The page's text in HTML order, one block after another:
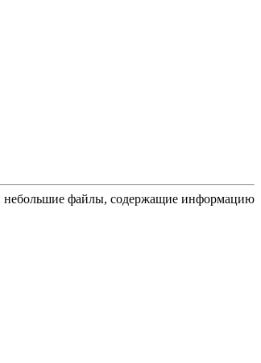
небольшие файлы, содержащие информацию